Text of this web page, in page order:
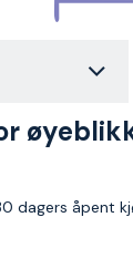
dagers åpent